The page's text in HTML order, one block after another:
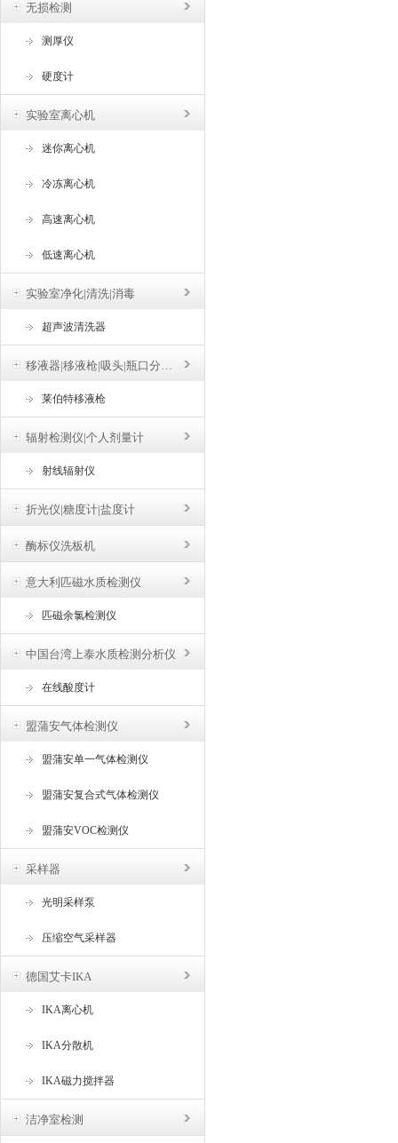
无损检测
测厚仪
硬度计
实验室离心机
迷你离心机
冷冻离心机
高速离心机
低速离心机
实验室净化|清洗|消毒
超声波清洗器
移液器|移液枪|吸头|瓶口分液器
莱伯特移液枪
辐射检测仪|个人剂量计
射线辐射仪
折光仪|糖度计|盐度计
酶标仪洗板机
意大利匹磁水质检测仪
匹磁余氯检测仪
中国台湾上泰水质检测分析仪
在线酸度计
盟蒲安气体检测仪
盟蒲安单一气体检测仪
盟蒲安复合式气体检测仪
盟蒲安VOC检测仪
采样器
光明采样泵
压缩空气采样器
德国艾卡IKA
IKA离心机
IKA分散机
IKA磁力搅拌器
洁净室检测